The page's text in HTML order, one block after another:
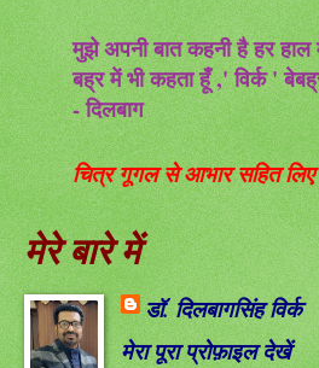
मुझे अपनी बात कहनी है हर हाल
बह्र में भी कहता हूँ ,' विर्क '
- दिलबाग
चित्र गूगल से आभार सहित
मेरे बारे में
डॉ. दिलबागसिंह विर्क
मेरा पूरा प्रोफ़ाइल देखें